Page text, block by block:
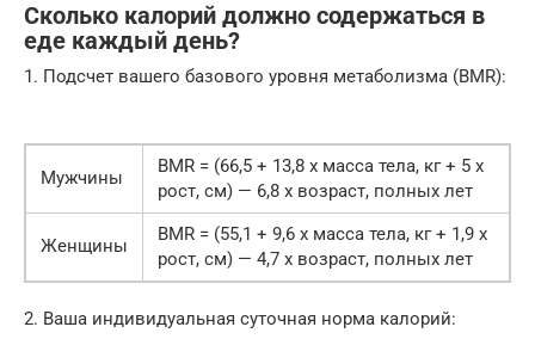
Сколько калорий должно содержаться в
еде каждый день?
1. Подсчет вашего базового уровня метаболизма (BMR):
Мужчины
BMR = (66,5 + 13,8 х масса тела, кг + 5 х
рост, см) — 6,8 х возраст, полных лет
Женщины
BMR = (55,1 + 9,6 х масса тела, кг + 1,9 х
рост, см) — 4,7 х возраст, полных лет
2. Ваша индивидуальная суточная норма калорий: